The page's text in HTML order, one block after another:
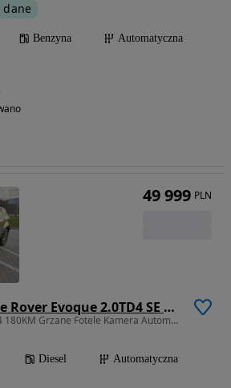
Benzyna
Automatyczna
Land Rover Range Rover Evoque 2.0TD4 SE Plus
1999 cm3 • 180 KM • 4x4 180KM Grzane Fotele Kamera Automat Elektryczna Klapa Skóry
Diesel
Automatyczna
49 999 PLN